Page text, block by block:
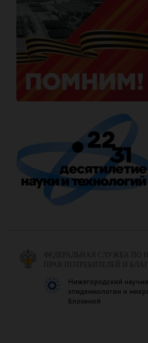
ФЕДЕРАЛЬНАЯ СЛУЖБА ПО
ПРАВ ПОТРЕБИТЕЛЕЙ И
Нижегородский
эпидемиологии и
Блохиной